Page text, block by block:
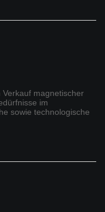
magnetischer
im
sowie technologische